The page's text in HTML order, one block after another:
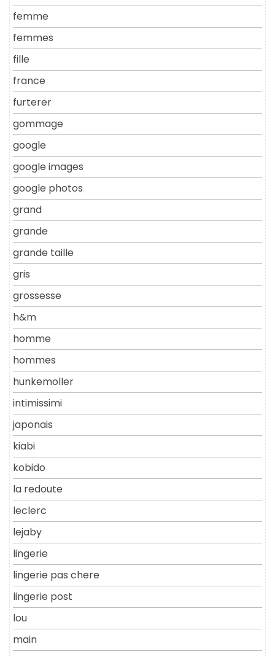
femme
femmes
fille
france
furterer
gommage
google
google images
google photos
grand
grande
grande taille
gris
grossesse
h&m
homme
hommes
hunkemoller
intimissimi
japonais
kiabi
kobido
la redoute
leclerc
lejaby
lingerie
lingerie pas chere
lingerie post
lou
main